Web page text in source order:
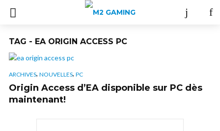
TAG - EA ORIGIN ACCESS PC
ARCHIVES, NOUVELLES, PC
Origin Access d’EA disponible sur PC dès
maintenant!